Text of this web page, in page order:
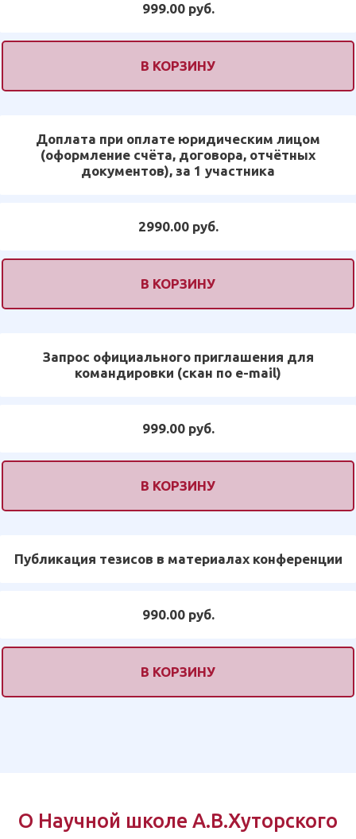
999.00 руб.
В КОРЗИНУ
Доплата при оплате юридическим лицом
(оформление счёта, договора, отчётных
документов), за 1 участника
2990.00 руб.
В КОРЗИНУ
Запрос официального приглашения для
командировки (скан по e-mail)
999.00 руб.
В КОРЗИНУ
Публикация тезисов в материалах конференции
990.00 руб.
В КОРЗИНУ
О Научной школе А.В.Хуторского